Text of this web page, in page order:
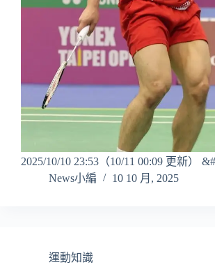
2025/10/10 23:53（10/11 00:09 更新）
News小編
10 10 月, 2025
運動知識